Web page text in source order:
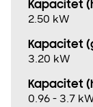
Kapacitet
2.50 kW
Kapacitet
3.20 kW
Kapacitet
0.96 - 3.7